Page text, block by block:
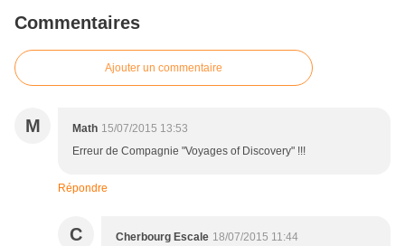
Commentaires
Ajouter un commentaire
M Math 15/07/2015 13:53
Erreur de Compagnie "Voyages of Discovery" !!!
Répondre
C Cherbourg Escale 18/07/2015 11:44